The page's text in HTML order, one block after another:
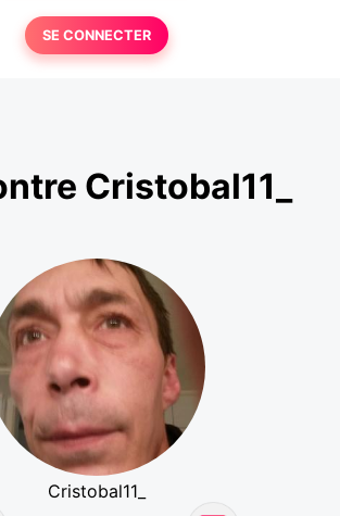
SE CONNECTER
Cristobal11_
Cristobal11_